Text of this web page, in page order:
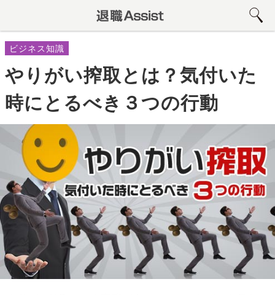
ビジネス知識
やりがい搾取とは？気付いた
時にとるべき３つの行動